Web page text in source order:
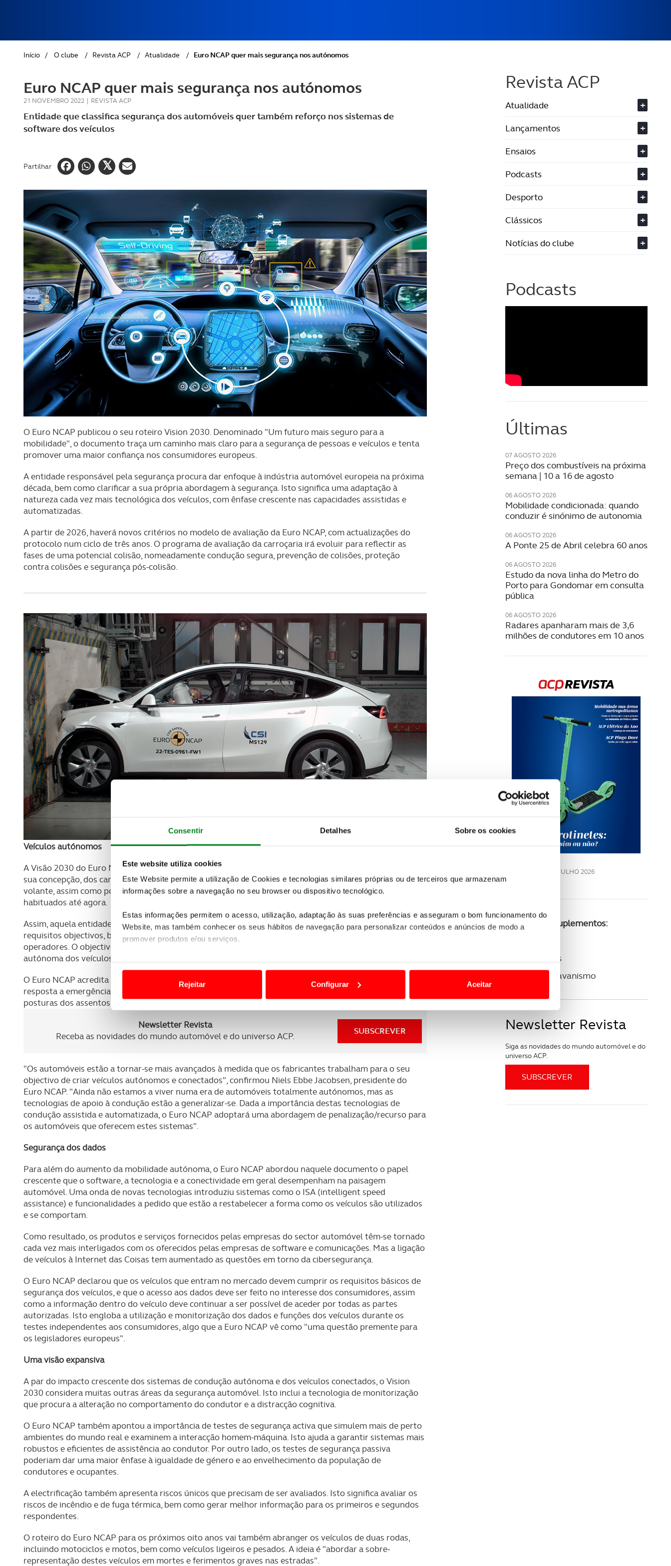
Consentir Detalhes Sobre os cookies
Este website utiliza cookies
Este Website permite a utilização de Cookies e tecnologias similares próprias ou de terceiros que armazenam
informações sobre a navegação no seu browser ou dispositivo tecnológico.
Estas informações permitem o acesso, utilização, adaptação às suas preferências e asseguram o bom funcionamento do
Website, mas também conhecer os seus hábitos de navegação para personalizar conteúdos e anúncios de modo a
promover produtos e/ou serviços.
Usamos cookies para melhorar a sua experiência digital, personalizar conteúdos e anúncios, para lhe proporcionar
funcionalidades de redes sociais, bem como para analisar dados de navegação no nosso website.
Adicionalmente partilhamos informação, relativa à sua utilização do nosso site de publicidade e de análise, com parceiros
O ACP garantirá que as transferências internacionais de dados pessoais serão realizadas apenas com o seu
consentimento e quando tal se afigure estritamente necessário no contexto dos serviços a prestar.
Realçamos que o bloqueio de certo tipo de Cookies e tecnologias similares pode ter impacto na sua experiência de
navegação no Website e nos serviços disponibilizados.
Rejeitar Configurar Aceitar
GOLFE
AUTOCARAVANISMO
Início / O clube / Revista ACP / Atualidade / Euro NCAP quer mais segurança nos autónomos
Euro NCAP quer mais segurança nos autónomos
21 NOVEMBRO 2022 | REVISTA ACP
Entidade que classifica segurança dos automóveis quer também reforço nos sistemas de
software dos veículos
Partilhar
O Euro NCAP publicou o seu roteiro Vision 2030. Denominado "Um futuro mais seguro para a
mobilidade", o documento traça um caminho mais claro para a segurança de pessoas e veículos e tenta
promover uma maior confiança nos consumidores europeus.
A entidade responsável pela segurança procura dar enfoque à indústria automóvel europeia na próxima
década, bem como clarificar a sua própria abordagem à segurança. Isto significa uma adaptação à
natureza cada vez mais tecnológica dos veículos, com ênfase crescente nas capacidades assistidas e
automatizadas.
A partir de 2026, haverá novos critérios no modelo de avaliação da Euro NCAP, com actualizações do
protocolo num ciclo de três anos. O programa de avaliação da carroçaria irá evoluir para reflectir as
fases de uma potencial colisão, nomeadamente condução segura, prevenção de colisões, proteção
contra colisões e segurança pós-colisão.
Veículos autónomos
A Visão 2030 do Euro NCAP destaca que os veículos autónomos podem ser radicalmente diferentes, na
sua concepção, dos carros tradicionais. Podem carecer de elementos ditos "tradicionais", tais como um
volante, assim como podem potencialmente "desconvencionar" o uso dos bancos como estamos
habituados até agora.
Assim, aquela entidade de segurança espera definir um conjunto mais dinâmico de protocolos e
requisitos objectivos, bem como um esquema de segurança, adaptado às necessidades dos futuros
operadores. O objectivo final é lançar as bases para uma "regulação significativa" da segurança
autónoma dos veículos.
O Euro NCAP acredita que o foco aqui deve ser a prevenção de colisões em estradas e arruamentos,
resposta a emergências, bem como a protecção contra colisões dos ocupantes - resistência ao choque,
posturas dos assentos, sistemas de retenção e compatibilidade.
Newsletter Revista
Receba as novidades do mundo automóvel e do universo ACP.
SUBSCREVER
"Os automóveis estão a tornar-se mais avançados à medida que os fabricantes trabalham para o seu
objectivo de criar veículos autónomos e conectados", confirmou Niels Ebbe Jacobsen, presidente do
Euro NCAP. "Ainda não estamos a viver numa era de automóveis totalmente autónomos, mas as
tecnologias de apoio à condução estão a generalizar-se. Dada a importância destas tecnologias de
condução assistida e automatizada, o Euro NCAP adoptará uma abordagem de penalização/recurso para
os automóveis que oferecem estes sistemas".
Segurança dos dados
Para além do aumento da mobilidade autónoma, o Euro NCAP abordou naquele documento o papel
crescente que o software, a tecnologia e a conectividade em geral desempenham na paisagem
automóvel. Uma onda de novas tecnologias introduziu sistemas como o ISA (intelligent speed
assistance) e funcionalidades a pedido que estão a restabelecer a forma como os veículos são utilizados
e se comportam.
Como resultado, os produtos e serviços fornecidos pelas empresas do sector automóvel têm-se tornado
cada vez mais interligados com os oferecidos pelas empresas de software e comunicações. Mas a ligação
de veículos à Internet das Coisas tem aumentado as questões em torno da cibersegurança.
O Euro NCAP declarou que os veículos que entram no mercado devem cumprir os requisitos básicos de
segurança dos veículos, e que o acesso aos dados deve ser feito no interesse dos consumidores, assim
como a informação dentro do veículo deve continuar a ser possível de aceder por todas as partes
autorizadas. Isto engloba a utilização e monitorização dos dados e funções dos veículos durante os
testes independentes aos consumidores, algo que a Euro NCAP vê como "uma questão premente para
os legisladores europeus".
Uma visão expansiva
A par do impacto crescente dos sistemas de condução autónoma e dos veículos conectados, o Vision
2030 considera muitas outras áreas da segurança automóvel. Isto inclui a tecnologia de monitorização
que procura a alteração no comportamento do condutor e a distracção cognitiva.
O Euro NCAP também apontou a importância de testes de segurança activa que simulem mais de perto
ambientes do mundo real e examinem a interacção homem-máquina. Isto ajuda a garantir sistemas mais
robustos e eficientes de assistência ao condutor. Por outro lado, os testes de segurança passiva
poderiam dar uma maior ênfase à igualdade de género e ao envelhecimento da população de
condutores e ocupantes.
A electrificação também apresenta riscos únicos que precisam de ser avaliados. Isto significa avaliar os
riscos de incêndio e de fuga térmica, bem como gerar melhor informação para os primeiros e segundos
respondentes.
O roteiro do Euro NCAP para os próximos oito anos vai também abranger os veículos de duas rodas,
incluindo motociclos e motos, bem como veículos ligeiros e pesados. A ideia é "abordar a sobre-
representação destes veículos em mortes e ferimentos graves nas estradas".
Revista ACP
Atualidade
+
Lançamentos
+
Ensaios
+
Podcasts
+
Desporto
+
Clássicos
+
Notícias do clube
+
Podcasts
Últimas
07 AGOSTO 2026
Preço dos combustíveis na próxima
semana | 10 a 16 de agosto
06 AGOSTO 2026
Mobilidade condicionada: quando
conduzir é sinónimo de autonomia
06 AGOSTO 2026
A Ponte 25 de Abril celebra 60 anos
06 AGOSTO 2026
Estudo da nova linha do Metro do
Porto para Gondomar em consulta
pública
06 AGOSTO 2026
Radares apanharam mais de 3,6
milhões de condutores em 10 anos
JULHO 2026
Consulte os suplementos:
ACP Clássicos
ACP Autocaravanismo
Newsletter Revista
Siga as novidades do mundo automóvel e do
universo ACP.